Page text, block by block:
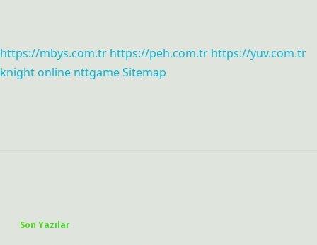
https://mbys.com.tr https://peh.com.tr https://yuv.com.tr
knight online nttgameSitemap
Son Yazılar